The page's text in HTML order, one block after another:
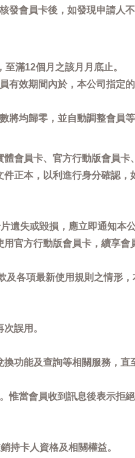
發會員卡後，如發現申請人
滿12個月之該月月底止。
有效期間內於，本公司指定
將均歸零，並自動調整會員
會員卡、官方行動版會員
正本，以利進行身分確認
遺失或毀損，應立即通知本
官方行動版會員卡，續享會
各項最新使用規則之情形
誤用。
功能及查詢等相關服務，直
惟當會員收到訊息後表示拒
持卡人資格及相關權益。